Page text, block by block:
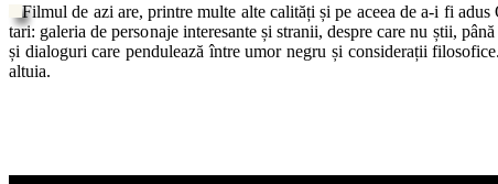
Filmul de azi are, printre multe alte calități și pe aceea de a-i fi
tari: galeria de personaje interesante și stranii, despre care nu știi,
și dialoguri care pendulează între umor negru și considerații
altuia.